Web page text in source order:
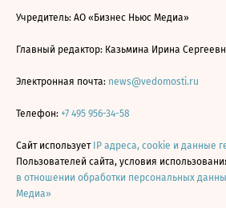
Учредитель: АО «Бизнес Ньюс Медиа»
Главный редактор: Казьмина Ирина
Электронная почта: news@vedomosti.ru
Телефон: +7 495 956-34-58
Сайт использует IP адреса, cookie и данные
Пользователей сайта, условия
в отношении обработки персональных
Медиа»